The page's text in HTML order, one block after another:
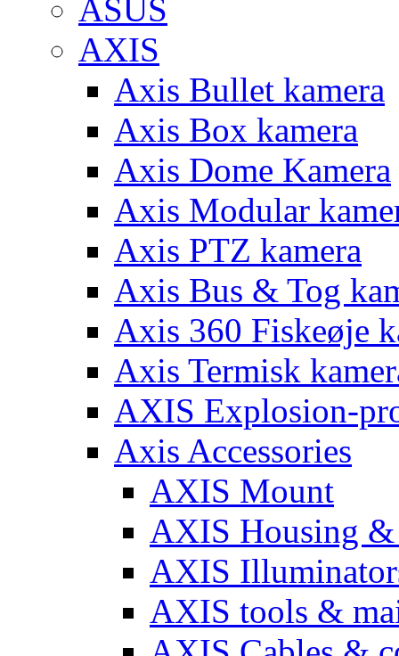
ASUS
AXIS
Axis Bullet kamera
Axis Box kamera
Axis Dome Kamera
Axis Modular
Axis PTZ kamera
Axis Bus & Tog
Axis 360 Fiskeøje
Axis Termisk
AXIS Explosion-
Axis Accessories
AXIS Mount
AXIS Housing &
AXIS
AXIS tools &